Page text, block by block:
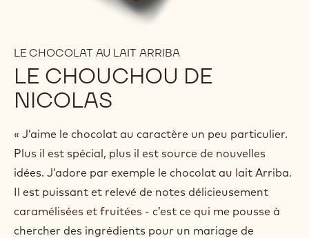
LE CHOCOLAT AU LAIT ARRIBA
LE CHOUCHOU DE
NICOLAS
« J’aime le chocolat au caractère un peu particulier.
Plus il est spécial, plus il est source de nouvelles
idées. J’adore par exemple le chocolat au lait Arriba.
Il est puissant et relevé de notes délicieusement
caramélisées et fruitées - c’est ce qui me pousse à
chercher des ingrédients pour un mariage de